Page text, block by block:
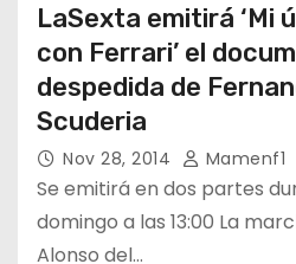
LaSexta emitirá ‘Mi
con Ferrari’ el
despedida de
Scuderia
Nov 28, 2014 Mamenf1
Se emitirá en dos partes
domingo a las 13:00 La
Alonso del…